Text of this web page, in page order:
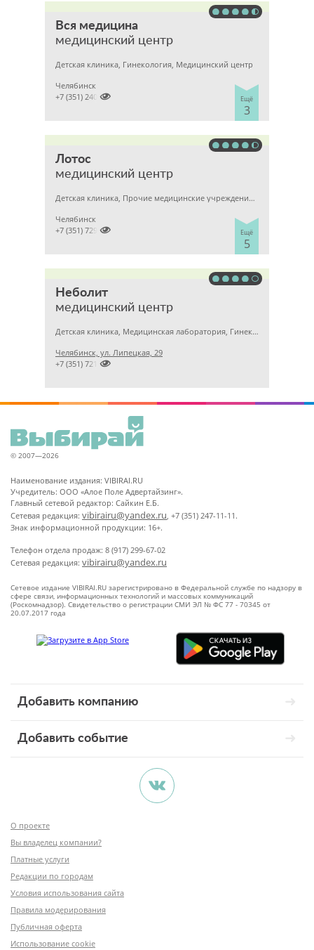
Вся медицина
медицинский центр
Детская клиника, Гинекология, Медицинский центр
Ещё
3
Челябинск

+7 (351) 2400303
Лотос
медицинский центр
Детская клиника, Прочие медицинские учреждения, Гинекология
Ещё
5
Челябинск

+7 (351) 7298929
Неболит
медицинский центр
Детская клиника, Медицинская лаборатория, Гинекология
Челябинск, ул. Липецкая, 29

+7 (351) 7212891
© 2007—2026
Наименование издания: VIBIRAI.RU
Учредитель: ООО «Алое Поле Адвертайзинг».
Главный сетевой редактор: Сайкин Е.Б.
Сетевая редакция: vibirairu@yandex.ru, +7 (351) 247-11-11.
Знак информационной продукции: 16+.
Телефон отдела продаж: 8 (917) 299-67-02
Сетевая редакция: vibirairu@yandex.ru
Сетевое издание VIBIRAI.RU зарегистрировано в Федеральной службе по надзору в
сфере связи, информационных технологий и массовых коммуникаций
(Роскомнадзор). Свидетельство о регистрации СМИ ЭЛ № ФС 77 - 70345 от
20.07.2017 года
Добавить компанию
Добавить событие
О проекте
Вы владелец компании?
Платные услуги
Редакции по городам
Условия использования сайта
Правила модерирования
Публичная оферта
Использование cookie